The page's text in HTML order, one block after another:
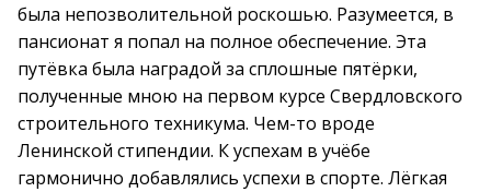
была непозволительной роскошью. Разумеется, в
пансионат я попал на полное обеспечение. Эта
путёвка была наградой за сплошные пятёрки,
полученные мною на первом курсе Свердловского
строительного техникума. Чем-то вроде
Ленинской стипендии. К успехам в учёбе
гармонично добавлялись успехи в спорте. Лёгкая